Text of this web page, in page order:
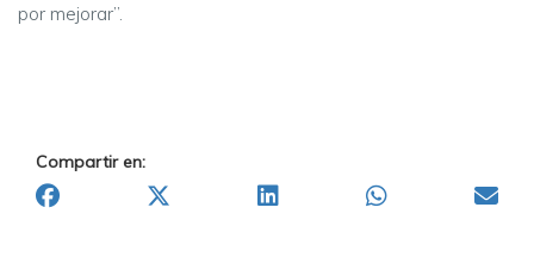
por mejorar”.
Compartir en: